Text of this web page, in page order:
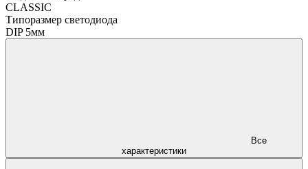
CLASSIC
Типоразмер светодиода
DIP 5мм
характеристики